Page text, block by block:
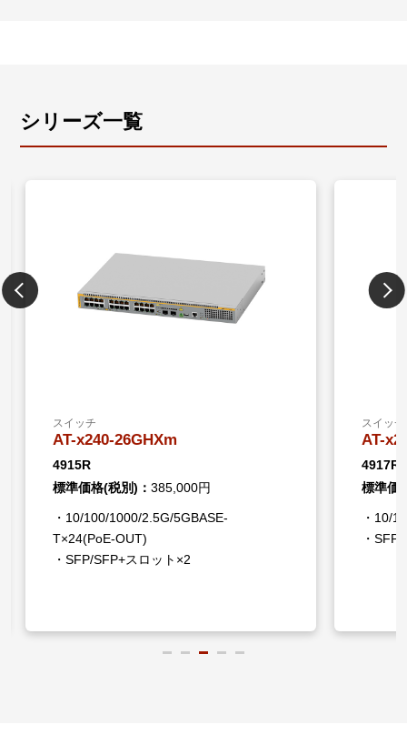
実現するSSHや、ネットワークの集中管理・運用面に
おいても安全性と利便性・運用性を両立するSNMPv3
シリーズ一覧
スイッチ
AT-x240-26GHXm
4915R
標準価格(税別)： 385,000円
・10/100/1000/2.5G/5GBASE-
T×24(PoE-OUT)
・SFP/SFP+スロット×2
スイッチ
AT-
4917R
標準価
・10/
・